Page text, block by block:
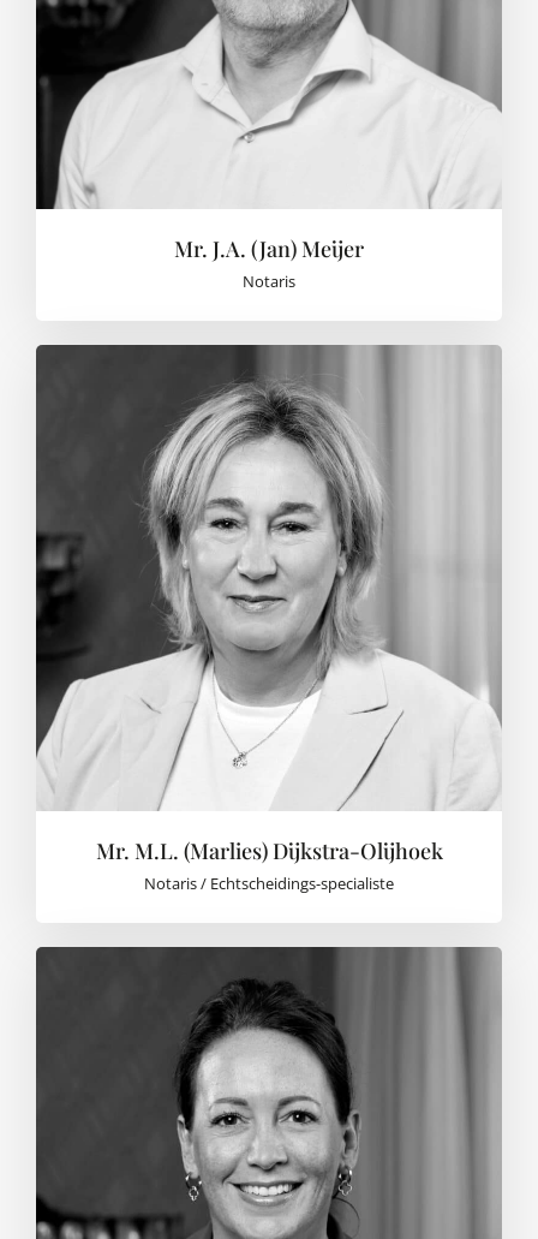
Mr. J.A. (Jan) Meijer
Notaris
Mr. M.L. (Marlies) Dijkstra-Olijhoek
Notaris / Echtscheidings-specialiste